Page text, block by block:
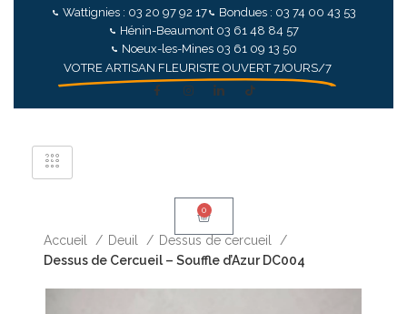
Wattignies : 03 20 97 92 17
Bondues : 03 74 00 43 53
Hénin-Beaumont 03 61 48 84 57
Noeux-les-Mines 03 61 09 13 50
VOTRE ARTISAN FLEURISTE OUVERT 7JOURS/7
0
Accueil Deuil
Dessus de cercueil
Dessus de Cercueil – Souffle d’Azur DC004